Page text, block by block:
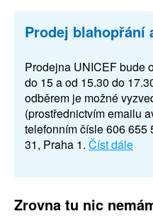
Prodej blahopřání
Prodejna UNICEF bude
do 15 a od 15.30 do
odběrem je možné
(prostřednictvím emailu
telefonním čísle 606 655
31, Praha 1. Číst dále
Zrovna tu nic